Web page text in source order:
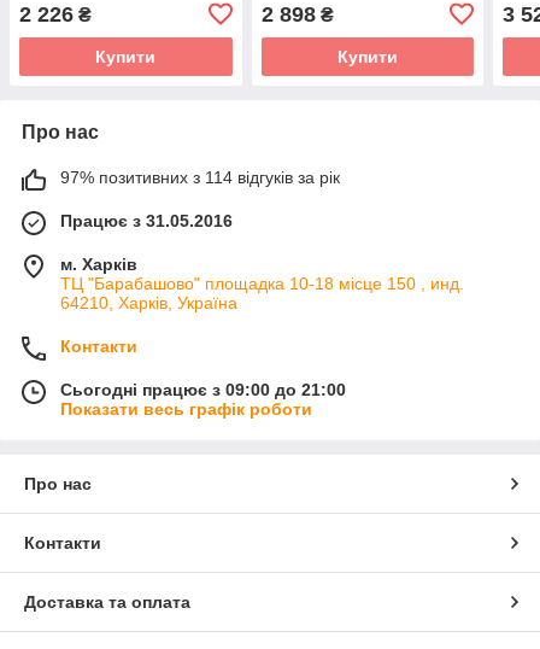
2 226 ₴
Купити
2 898₴
Купити
3
Про нас
97% позитивних з 114 відгуків за рік
Працює з 31.05.2016
м. Харків
ТЦ "Барабашово" площадка 10-18 місце 150 , инд.
64210, Харків, Україна
Контакти
Сьогодні працює з 09:00 до 21:00
Показати весь графік роботи
Про нас
Контакти
Доставка та оплата